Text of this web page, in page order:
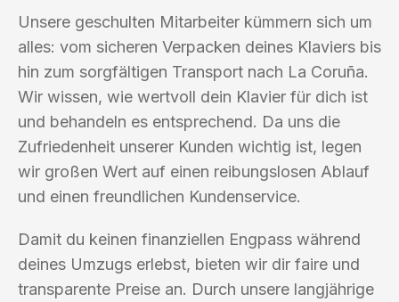
Unsere geschulten Mitarbeiter kümmern sich um
alles: vom sicheren Verpacken deines Klaviers bis
hin zum sorgfältigen Transport nach La Coruña.
Wir wissen, wie wertvoll dein Klavier für dich ist
und behandeln es entsprechend. Da uns die
Zufriedenheit unserer Kunden wichtig ist, legen
wir großen Wert auf einen reibungslosen Ablauf
und einen freundlichen Kundenservice.
Damit du keinen finanziellen Engpass während
deines Umzugs erlebst, bieten wir dir faire und
transparente Preise an. Durch unsere langjährige